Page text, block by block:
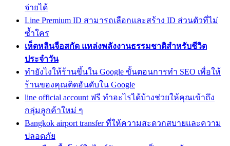
จ่ายได้
Line Premium ID สามารถเลือกและสร้าง ID ส่วนตัวที่ไม่
ซ้ำใคร
เห็ดหลินจือสกัด แหล่งพลังงานธรรมชาติสำหรับชีวิต
ประจำวัน
ทํายังไงให้ร้านขึ้นใน Google ขั้นตอนการทำ SEO เพื่อให้
ร้านของคุณติดอันดับใน Google
line official account ฟรี ทำอะไรได้บ้างช่วยให้คุณเข้าถึง
กลุ่มลูกค้าใหม่ ๆ
Bangkok airport transfer ที่ให้ความสะดวกสบายและความ
ปลอดภัย